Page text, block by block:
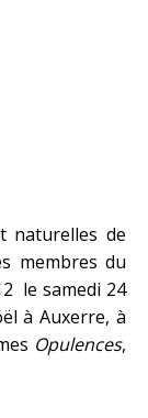
naturelles de
membres du
le samedi 24
à Auxerre, à
Opulences,